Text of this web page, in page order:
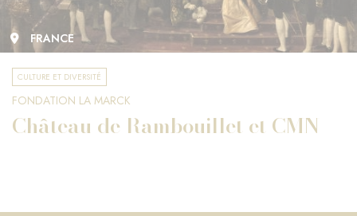
FRANCE
CULTURE ET DIVERSITÉ
FONDATION LA MARCK
Château de Rambouillet et CMN